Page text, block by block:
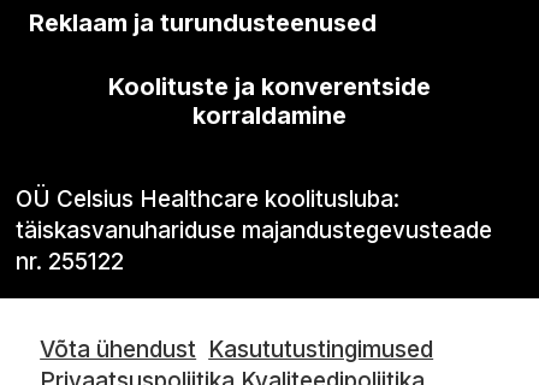
Reklaam ja turundusteenused
Koolituste ja konverentside
korraldamine
OÜ Celsius Healthcare koolitusluba:
täiskasvanuhariduse majandustegevusteade
nr. 255122
Võta ühendust Kasututustingimused